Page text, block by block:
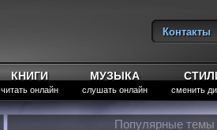
Контакты
КНИГИ
читать онлайн
МУЗЫКА
слушать онлайн сменить
Популярные